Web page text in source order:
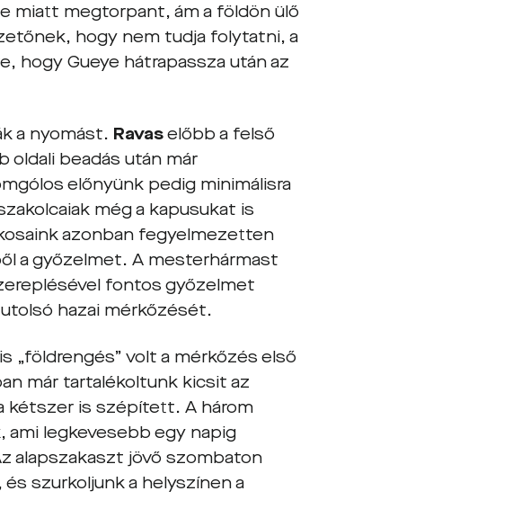
miatt megtorpant, ám a földön ülő
hogy nem tudja folytatni, a
hogy Gueye hátrapassza után az
a nyomást. Ravaselőbb a felső
oldali beadás után már
előnyünk pedig minimálisra
még a kapusukat is
azonban fegyelmezetten
a győzelmet. A mesterhármast
fontos győzelmet
hazai mérkőzését.
„földrengés” volt a mérkőzés első
már tartalékoltunk kicsit az
kétszer is szépített. A három
ami legkevesebb egy napig
alapszakaszt jövő szombaton
szurkoljunk a helyszínen a